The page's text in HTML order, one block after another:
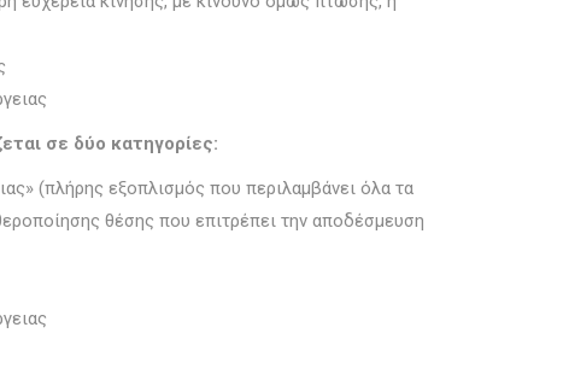
σε δύο κατηγορίες:
(πλήρης εξοπλισμός που περιλαμβάνει όλα τα
θέσης που επιτρέπει την αποδέσμευση